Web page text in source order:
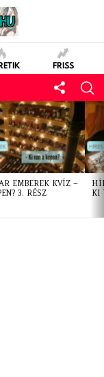
FRISS
EMBEREK KVÍZ –
3. RÉSZ
KI